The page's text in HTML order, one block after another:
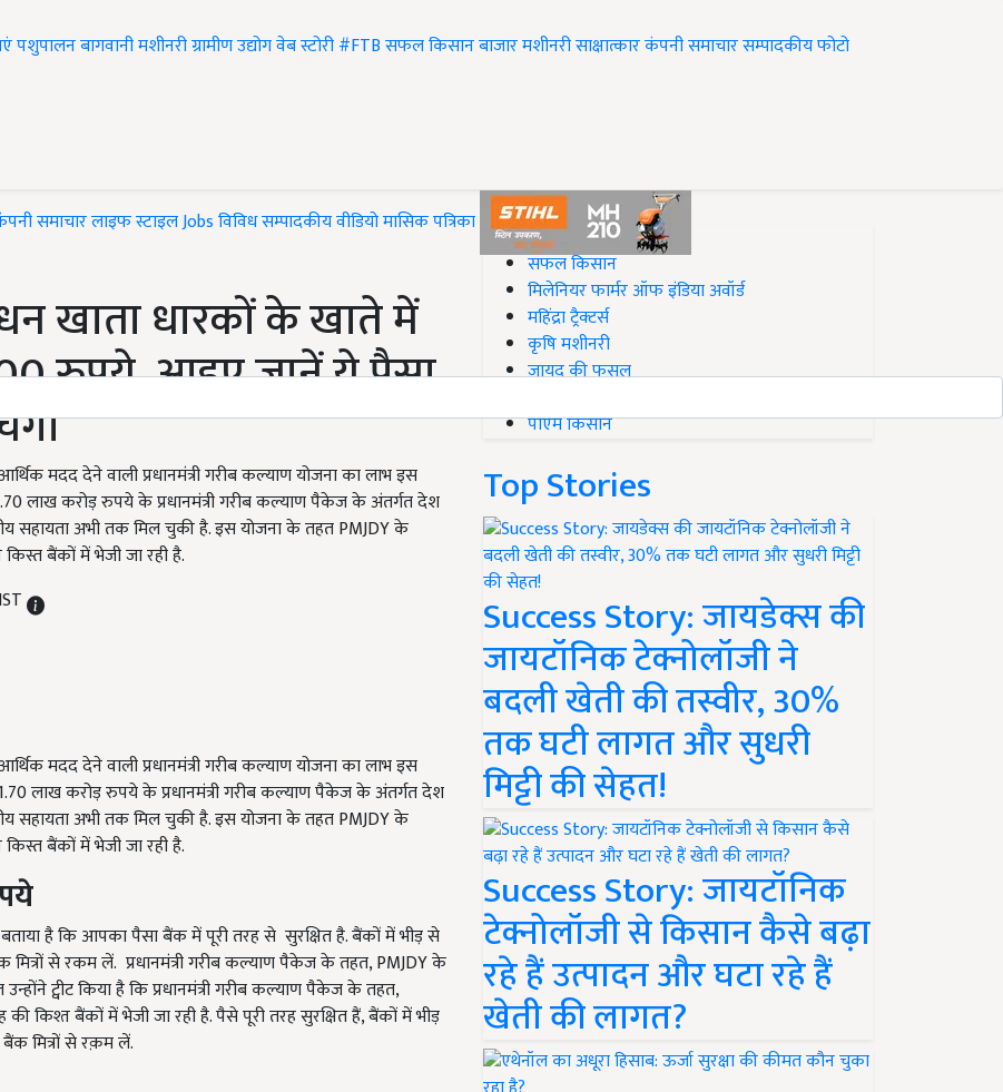
पशुपालनबागवानीमशीनरीग्रामीण उद्योगवेब स्टोरी#FTBसफल किसानबाजारमशीनरीसाक्षात्कारकंपनी समाचारसम्पादकीयफोटो
समाचारलाइफ स्टाइलJobsविविधसम्पादकीयवीडियोमासिक पत्रिका
खाता धारकों के खाते में
रुपये, आइए जानें ये पैसा
मदद देने वाली प्रधानमंत्री गरीब कल्याण योजना का लाभ इस
लाख करोड़ रुपये के प्रधानमंत्री गरीब कल्याण पैकेज के अंतर्गत देश
सहायता अभी तक मिल चुकी है. इस योजना के तहत PMJDY के
बैंकों में भेजी जा रही है.
मदद देने वाली प्रधानमंत्री गरीब कल्याण योजना का लाभ इस
लाख करोड़ रुपये के प्रधानमंत्री गरीब कल्याण पैकेज के अंतर्गत देश
सहायता अभी तक मिल चुकी है. इस योजना के तहत PMJDY के
बैंकों में भेजी जा रही है.
है कि आपका पैसा बैंक में पूरी तरह से सुरक्षित है. बैंकों में भीड़ से
से रकम लें. प्रधानमंत्री गरीब कल्याण पैकेज के तहत, PMJDY के
ट्वीट किया है कि प्रधानमंत्री गरीब कल्याण पैकेज के तहत,
किश्त बैंकों में भेजी जा रही है. पैसे पूरी तरह सुरक्षित हैं, बैंकों में भीड़
मित्रों से रक़म लें.
#Top on Krishi Jagran
सफल किसान
मिलेनियर फार्मर ऑफ इंडिया अवॉर्ड
महिंद्रा ट्रैक्टर्स
कृषि मशीनरी
जायद की फसल
पीएम किसान
Top Stories
Success Story: जायडेक्स की
जायटॉनिक टेक्नोलॉजी ने
बदली खेती की तस्वीर, 30%
तक घटी लागत और सुधरी
मिट्टी की सेहत!
Success Story: जायटॉनिक
टेक्नोलॉजी से किसान कैसे बढ़ा
रहे हैं उत्पादन और घटा रहे हैं
खेती की लागत?